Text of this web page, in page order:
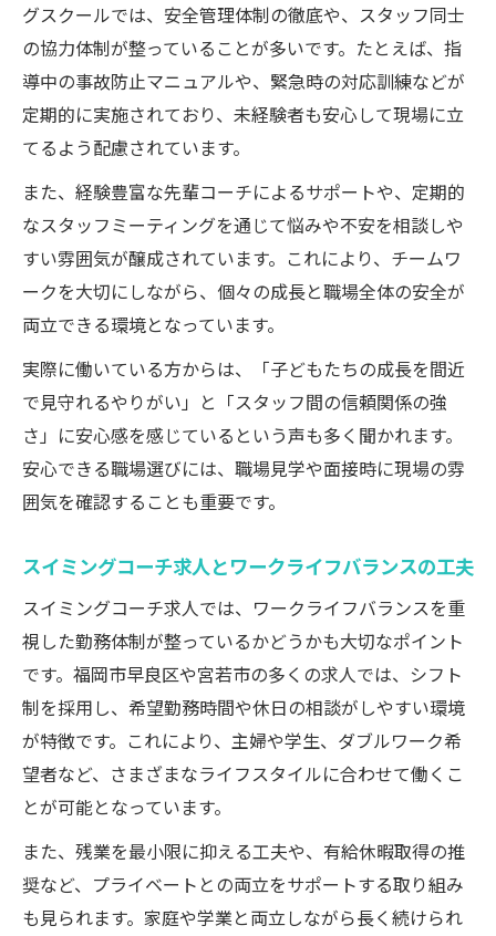
グスクールでは、安全管理体制の徹底や、スタッフ同士
の協力体制が整っていることが多いです。たとえば、指
導中の事故防止マニュアルや、緊急時の対応訓練などが
定期的に実施されており、未経験者も安心して現場に立
てるよう配慮されています。
また、経験豊富な先輩コーチによるサポートや、定期的
なスタッフミーティングを通じて悩みや不安を相談しや
すい雰囲気が醸成されています。これにより、チームワ
ークを大切にしながら、個々の成長と職場全体の安全が
両立できる環境となっています。
実際に働いている方からは、「子どもたちの成長を間近
で見守れるやりがい」と「スタッフ間の信頼関係の強
さ」に安心感を感じているという声も多く聞かれます。
安心できる職場選びには、職場見学や面接時に現場の雰
囲気を確認することも重要です。
スイミングコーチ求人とワークライフバランスの工夫
スイミングコーチ求人では、ワークライフバランスを重
視した勤務体制が整っているかどうかも大切なポイント
です。福岡市早良区や宮若市の多くの求人では、シフト
制を採用し、希望勤務時間や休日の相談がしやすい環境
が特徴です。これにより、主婦や学生、ダブルワーク希
望者など、さまざまなライフスタイルに合わせて働くこ
とが可能となっています。
また、残業を最小限に抑える工夫や、有給休暇取得の推
奨など、プライベートとの両立をサポートする取り組み
も見られます。家庭や学業と両立しながら長く続けられ